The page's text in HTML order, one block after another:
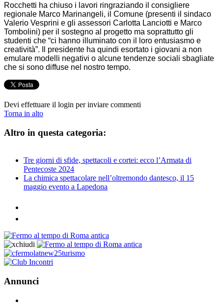
Rocchetti ha chiuso i lavori ringraziando il consigliere
regionale Marco Marinangeli, il Comune (presenti il sindaco
Valerio Vesprini e gli assessori Carlotta Lanciotti e Marco
Tombolini) per il sostegno al progetto ma soprattutto gli
studenti che “ci hanno illuminato con il loro entusiasmo e
creatività”. Il presidente ha quindi esortato i giovani a non
emulare modelli negativi o alcune tendenze sociali sbagliate
che si sono diffuse nel nostro tempo.
Devi effettuare il login per inviare commenti
Torna in alto
Altro in questa categoria:
Tre giorni di sfide, spettacoli e cortei: ecco l’Armata di
Pentecoste 2024
La chimica spettacolare nell’oltremondo dantesco, il 15
maggio evento a Lapedona
Annunci